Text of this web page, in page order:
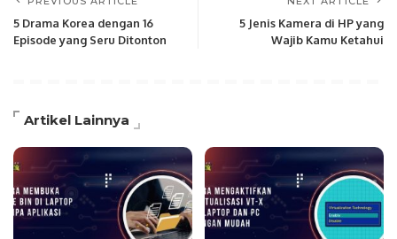
5 Drama Korea dengan 16
Episode yang Seru Ditonton
5 Jenis Kamera di HP yang
Wajib Kamu Ketahui
Artikel Lainnya